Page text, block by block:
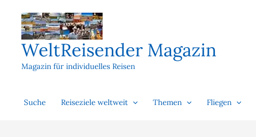
springen
WeltReisender Magazin
Magazin für individuelles Reisen
Suche Reiseziele weltweit Themen Fliegen